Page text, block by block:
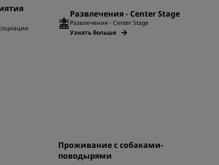
Развлечения - Center Stage
Развлечения - Center Stage
Узнать больше
Проживание с собаками-
поводырями